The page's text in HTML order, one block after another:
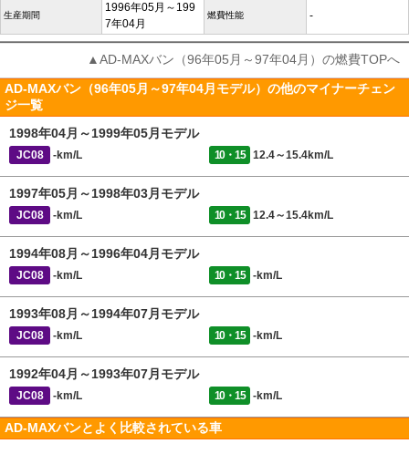
生産期間
1996年05月～199
7年04月
燃費性能 -
▲AD-MAXバン（96年05月～97年04月）の燃費TOPへ
AD-MAXバン（96年05月～97年04月モデル）の他のマイナーチェン
ジ一覧
1998年04月～1999年05月モデル
JC08 -km/L 10・15 12.4～15.4km/L
1997年05月～1998年03月モデル
JC08 -km/L 10・15 12.4～15.4km/L
1994年08月～1996年04月モデル
JC08 -km/L 10・15 -km/L
1993年08月～1994年07月モデル
JC08 -km/L 10・15 -km/L
1992年04月～1993年07月モデル
JC08 -km/L 10・15 -km/L
AD-MAXバンとよく比較されている車